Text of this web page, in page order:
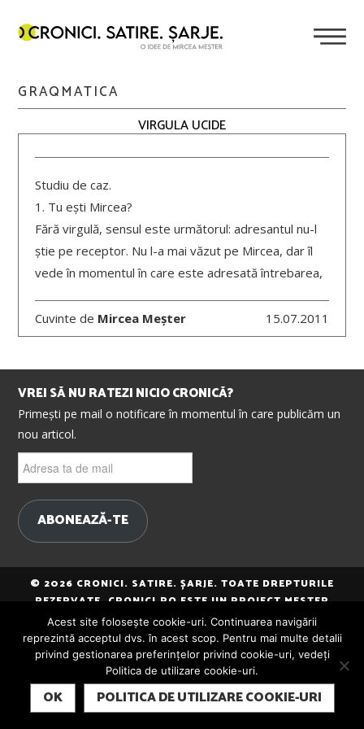
GRAQMATICA
VIRGULA UCIDE
Studiu de caz.
1. Tu ești Mircea?
Fără virgulă, sensul este următorul: adresantul nu-l
știe pe receptor. Nu l-a mai văzut pe Mircea, dar îl
vede în momentul în care este adresată întrebarea,
Cuvinte de Mircea Meșter 15.07.2011
VREI SĂ NU RATEZI NICIO CRONICĂ?
Primești pe mail o notificare în momentul în care publicăm un
nou articol.
ta
mail
ABONEAZĂ-TE
© 2026 CRONICI. SATIRE. ȘARJE. TOATE DREPTURILE
REZERVATE. CRONICI.RO ESTE UN PROIECT MESTER
MEDIA.
SUBSCRIBE
Acest site folosește cookie-uri. Continuarea navigării
reprezintă acceptul dvs. în acest scop. Pentru mai multe detalii
privind gestionarea preferințelor privind cookie-uri, vedeți
Politica de utilizare cookie-uri.
OK POLITICA DE UTILIZARE COOKIE-URI